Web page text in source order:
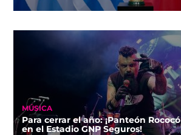
MÚSICA
Para cerrar el año: ¡Panteón
en el Estadio GNP Seguros!